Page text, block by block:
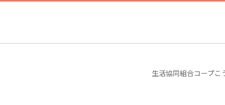
生活協同組合コープ